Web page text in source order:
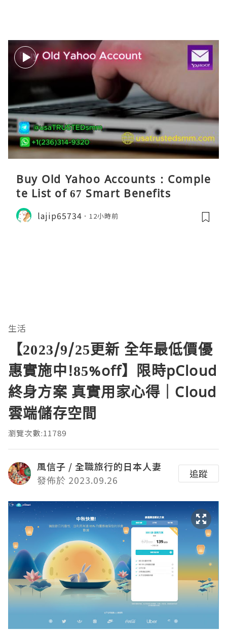
Buy Old Yahoo Accounts : Comple
te List of 67 Smart Benefits
lajip65734 12小時前
生活
【2023/9/25更新 全年最低價優
惠實施中!85%off】限時pCloud
終身方案 真實用家心得｜Cloud
雲端儲存空間
瀏覽次數:11789
風信子 / 全職旅行的日本人妻
發佈於 2023.09.26
追蹤